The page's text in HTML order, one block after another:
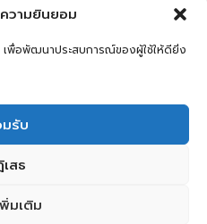
วามยินยอม
พื่อพัฒนาประสบการณ์ของผู้ใช้ให้ดียิ่ง
รับ
สธ
มเติม